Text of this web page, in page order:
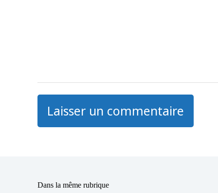
Laisser un commentaire
Dans la même rubrique